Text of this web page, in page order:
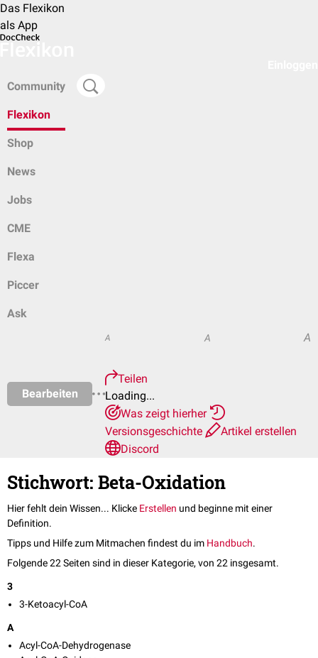
Das Flexikon
als App
Community
Flexikon
Shop
News
Jobs
CME
Flexa
Piccer
Ask
Bearbeiten
A A A
Teilen
Loading...
Was zeigt hierher
Versionsgeschichte
Artikel erstellen
Discord
Stichwort: Beta-Oxidation
Hier fehlt dein Wissen... Klicke Erstellen und beginne mit einer
Definition.
Tipps und Hilfe zum Mitmachen findest du im Handbuch.
Folgende 22 Seiten sind in dieser Kategorie, von 22 insgesamt.
3
3-Ketoacyl-CoA
A
Acyl-CoA-Dehydrogenase